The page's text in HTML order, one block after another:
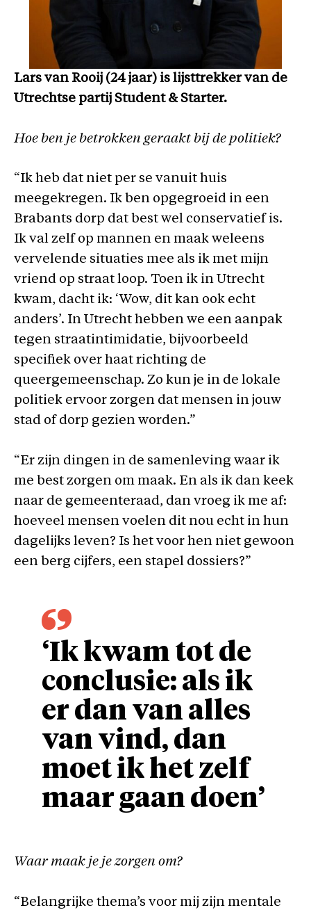
Lars van Rooij (24 jaar) is lijsttrekker van de
Utrechtse partij Student & Starter.
Hoe ben je betrokken geraakt bij de politiek?
“Ik heb dat niet per se vanuit huis
meegekregen. Ik ben opgegroeid in een
Brabants dorp dat best wel conservatief is.
Ik val zelf op mannen en maak weleens
vervelende situaties mee als ik met mijn
vriend op straat loop. Toen ik in Utrecht
kwam, dacht ik: ‘Wow, dit kan ook echt
anders’. In Utrecht hebben we een aanpak
tegen straatintimidatie, bijvoorbeeld
specifiek over haat richting de
queergemeenschap. Zo kun je in de lokale
politiek ervoor zorgen dat mensen in jouw
stad of dorp gezien worden.”
“Er zijn dingen in de samenleving waar ik
me best zorgen om maak. En als ik dan keek
naar de gemeenteraad, dan vroeg ik me af:
hoeveel mensen voelen dit nou echt in hun
dagelijks leven? Is het voor hen niet gewoon
een berg cijfers, een stapel dossiers?”
‘Ik kwam tot de
conclusie: als ik
er dan van alles
van vind, dan
moet ik het zelf
maar gaan doen’
Waar maak je je zorgen om?
“Belangrijke thema’s voor mij zijn mentale